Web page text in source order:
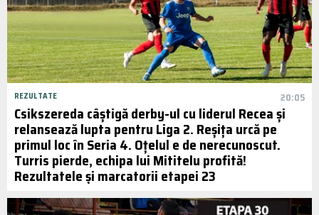
REZULTATE 20:05
Csikszereda câștigă derby-ul cu liderul Recea și
relansează lupta pentru Liga 2. Reșița urcă pe
primul loc în Seria 4. Oțelul e de nerecunoscut.
Turris pierde, echipa lui Mititelu profită!
Rezultatele și marcatorii etapei 23